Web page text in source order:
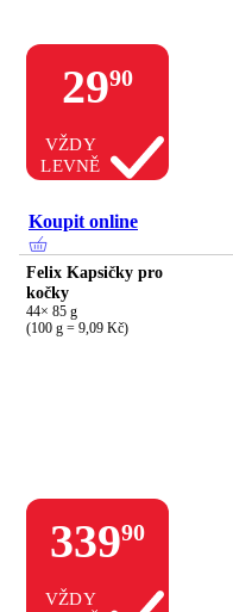
2990
VŽDY
LEVNĚ
Koupit online
Felix Kapsičky pro
kočky
44× 85 g
(100 g = 9,09 Kč)
33990
VŽDY